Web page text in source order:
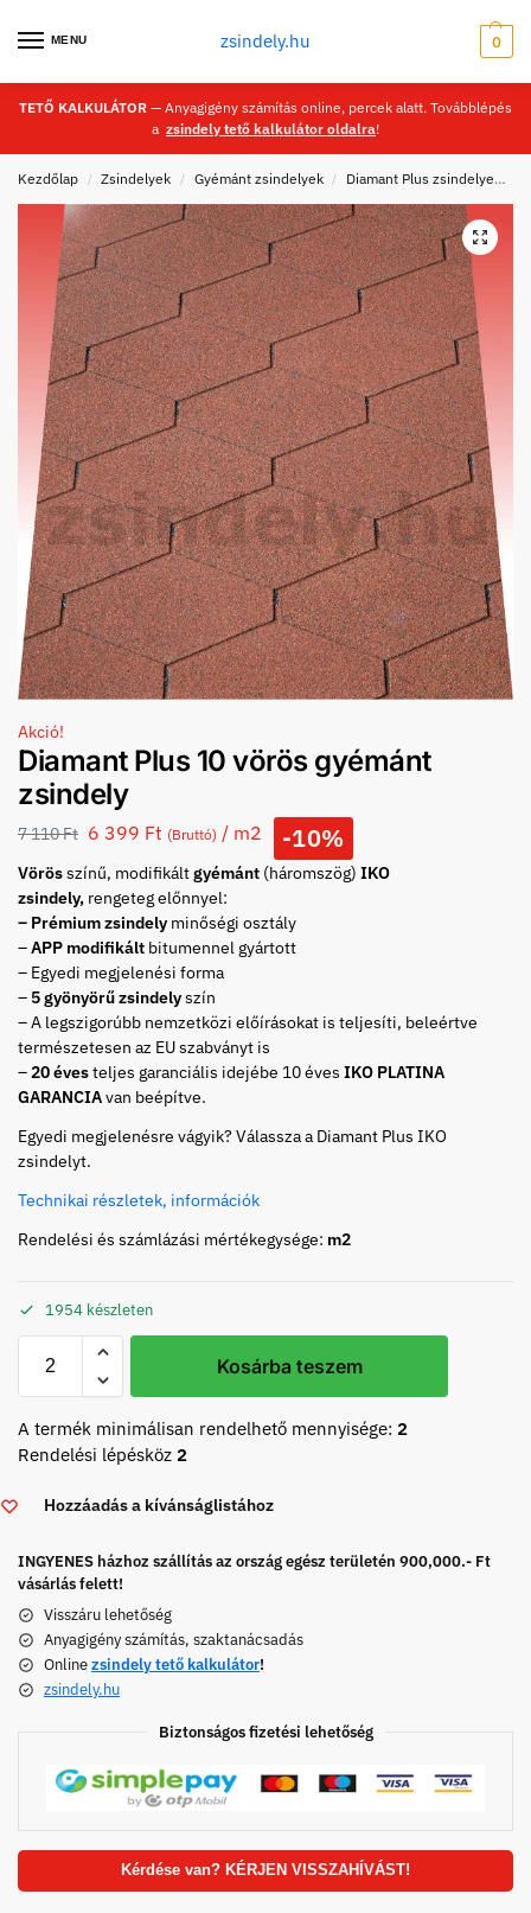
MENU zsindely.hu 0
TETŐ KALKULÁTOR — Anyagigény számítás online, percek alatt. Továbblépés
a zsindely tető kalkulátor oldalra!
Kezdőlap / Zsindelyek / Gyémánt zsindelyek / Diamant Plus zsindelyek
Akció!
Diamant Plus 10 vörös gyémánt
zsindely
7 110Ft 6 399 Ft (Bruttó) / m2 -10%
Vörösszínű, modifikáltgyémánt (háromszög) IKO
zsindely, rengeteg előnnyel:
– Prémium zsindely minőségi osztály
–APP modifikált bitumennel gyártott
– Egyedi megjelenési forma
– 5 gyönyörű zsindelyszín
– A legszigorúbb nemzetközi előírásokat is teljesíti, beleértve
természetesen az EU szabványt is
–20 évesteljes garanciális idejébe 10 éves IKO PLATINA
GARANCIAvan beépítve.
Egyedi megjelenésre vágyik? Válassza a Diamant Plus IKO
zsindelyt.
Technikai részletek, információk
Rendelési és számlázási mértékegysége: m2
1954 készleten
Kosárba teszem
A termék minimálisan rendelhető mennyisége: 2
Rendelési lépésköz 2
Hozzáadás a kívánságlistához
INGYENES házhoz szállítás az ország egész területén 900,000.- Ft
vásárlás felett!
Visszáru lehetőség
Anyagigény számítás, szaktanácsadás
Onlinezsindely tető kalkulátor!
zsindely.hu
Biztonságos fizetési lehetőség
Kérdése van? KÉRJEN VISSZAHÍVÁST!